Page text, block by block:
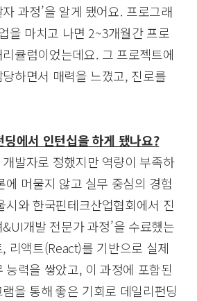
과정’을 알게 됐어요. 프로그래
을 마치고 나면 2~3개월간 프로
큘럼이었는데요. 그 프로젝트에
하면서 매력을 느꼈고, 진로를
에서 인턴십을 하게 됐나요?
발자로 정했지만 역량이 부족하
에 머물지 않고 실무 중심의 경험
시와 한국핀테크산업협회에서 진
개발 전문가 과정’을 수료했는
리액트(React)를 기반으로 실제
능력을 쌓았고, 이 과정에 포함된
을 통해 좋은 기회로 데일리펀딩